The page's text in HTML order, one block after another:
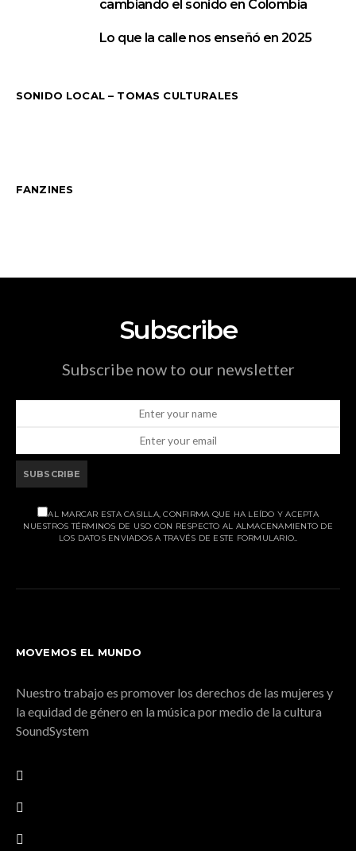
cambiando el sonido en Colombia
Lo que la calle nos enseñó en 2025
SONIDO LOCAL – TOMAS CULTURALES
FANZINES
Subscribe
Subscribe now to our newsletter
SUBSCRIBE
AL MARCAR ESTA CASILLA, CONFIRMA QUE HA LEÍDO Y ACEPTA
NUESTROS TÉRMINOS DE USO CON RESPECTO AL ALMACENAMIENTO DE
LOS DATOS ENVIADOS A TRAVÉS DE ESTE FORMULARIO..
MOVEMOS EL MUNDO
Nuestro trabajo es promover los derechos de las mujeres y
la equidad de género en la música por medio de la cultura
SoundSystem